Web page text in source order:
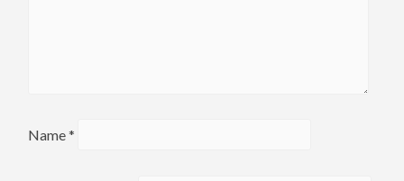
Name*